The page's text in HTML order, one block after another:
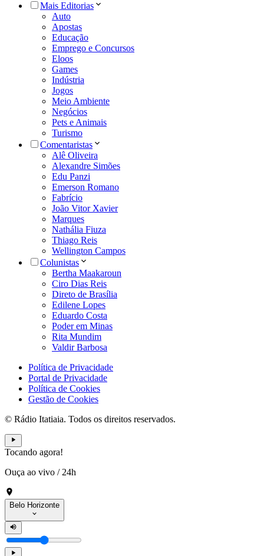
Mais Editorias
Auto
Apostas
Educação
Emprego e Concursos
Eloos
Games
Indústria
Jogos
Meio Ambiente
Negócios
Pets e Animais
Turismo
Comentaristas
Alê Oliveira
Alexandre Simões
Edu Panzi
Emerson Romano
Fabrício
João Vitor Xavier
Marques
Nathália Fiuza
Thiago Reis
Wellington Campos
Colunistas
Bertha Maakaroun
Ciro Dias Reis
Direto de Brasília
Edilene Lopes
Eduardo Costa
Poder em Minas
Rita Mundim
Valdir Barbosa
Política de Privacidade
Portal de Privacidade
Política de Cookies
Gestão de Cookies
© Rádio Itatiaia. Todos os direitos reservados.
Tocando agora!
Ouça ao vivo / 24h
Belo Horizonte